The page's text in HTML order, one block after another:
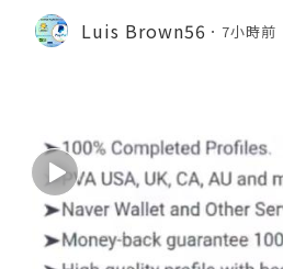
Luis Brown56 7小時前